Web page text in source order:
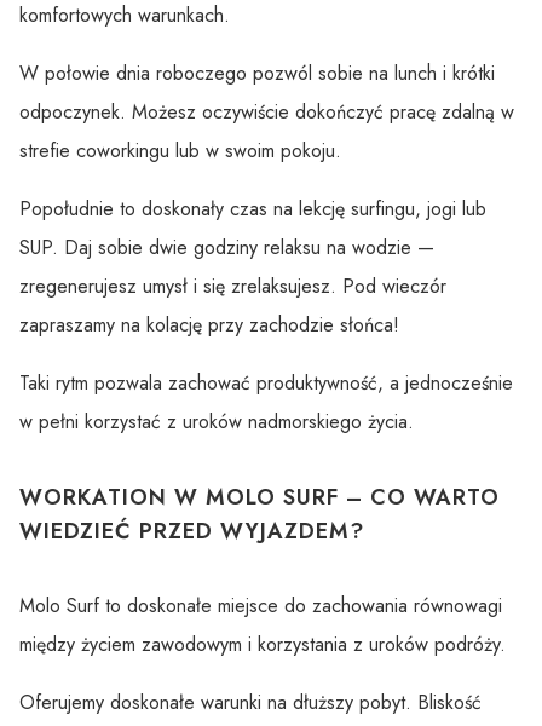
komfortowych warunkach.
W połowie dnia roboczego pozwól sobie na lunch i krótki
odpoczynek. Możesz oczywiście dokończyć pracę zdalną w
strefie coworkingu lub w swoim pokoju.
Popołudnie to doskonały czas na lekcję surfingu, jogi lub
SUP. Daj sobie dwie godziny relaksu na wodzie —
zregenerujesz umysł i się zrelaksujesz. Pod wieczór
zapraszamy na kolację przy zachodzie słońca!
Taki rytm pozwala zachować produktywność, a jednocześnie
w pełni korzystać z uroków nadmorskiego życia.
WORKATION W MOLO SURF – CO WARTO
WIEDZIEĆ PRZED WYJAZDEM?
Molo Surf to doskonałe miejsce do zachowania równowagi
między życiem zawodowym i korzystania z uroków podróży.
Oferujemy doskonałe warunki na dłuższy pobyt. Bliskość